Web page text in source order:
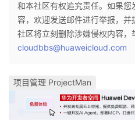
和本社区有权追究责任。如果
容，欢迎发送邮件进行举报，
社区将立刻删除涉嫌侵权内容，
cloudbbs@huaweicloud.com
项目管理 ProjectMan